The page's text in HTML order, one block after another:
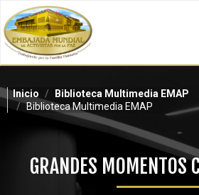
al
contenido
principal
Inicio
Biblioteca Multimedia EMAP
Biblioteca Multimedia EMAP
GRANDES MOMENTOS